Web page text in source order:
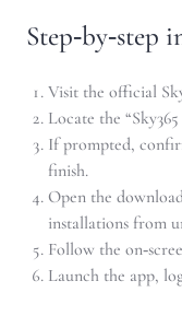
Step‑by‑step
Visit the official
Locate the
If prompted,
finish.
Open the
installations from
Follow the
Launch the app,